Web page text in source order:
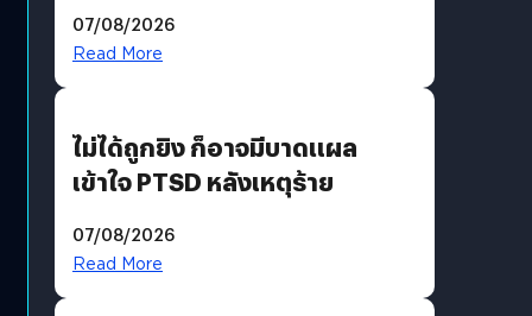
07/08/2026
Read More
ไม่ได้ถูกยิง ก็อาจมีบาดแผล
เข้าใจ PTSD หลังเหตุร้าย
07/08/2026
Read More